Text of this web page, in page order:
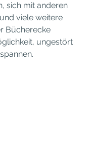
sich mit anderen
viele weitere
Bücherecke
ungestört